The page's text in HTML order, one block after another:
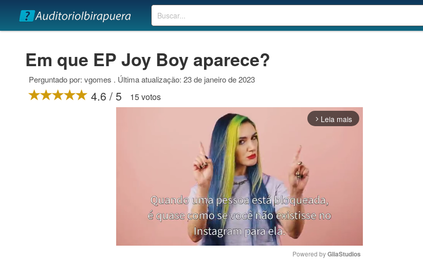
Buscar
Em que EP Joy Boy aparece?
Perguntado por: vgomes . Última atualização: 23 de janeiro de 2023
4.6 / 5 15 votos
arrow_forward_ios Leia mais
Powered by GliaStudios